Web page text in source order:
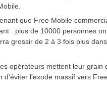
que Free Mobile
: plus de 10000 personnes
grossir de 2 à 3 fois plus
opérateurs mettent leur grain
d'éviter l'exode massif vers